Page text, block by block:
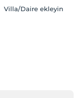
Villa/Daire ekleyin